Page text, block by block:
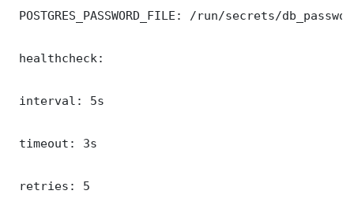
POSTGRES_PASSWORD_FILE: /run/secrets/
healthcheck:
interval: 5s
timeout: 3s
retries: 5